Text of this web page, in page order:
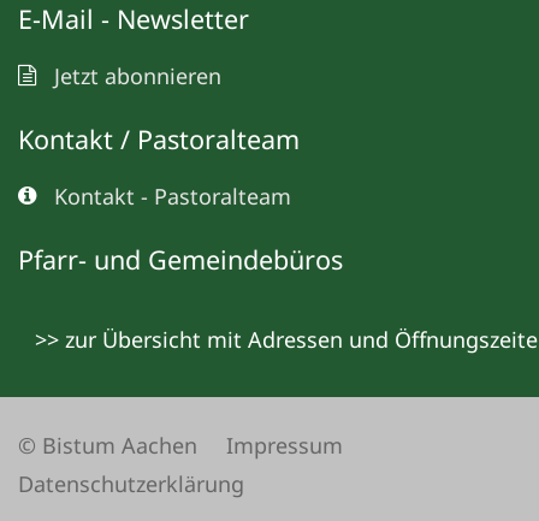
E-Mail - Newsletter
Jetzt abonnieren
Kontakt / Pastoralteam
Kontakt - Pastoralteam
Pfarr- und Gemeindebüros
>> zur Übersicht mit Adressen und
© Bistum Aachen
Impressum
Datenschutzerklärung